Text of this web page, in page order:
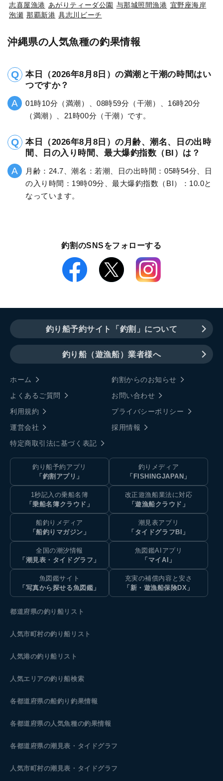
志喜屋漁港 あがりティーダ公園 与那城照間漁港 宜野座海岸
泡瀬 那覇新港 具志川ビーチ
沖縄県の人気魚種の釣果情報
本日（2026年8月8日）の満潮と干潮の時間はい
つですか？
01時10分（満潮）、08時59分（干潮）、16時20分
（満潮）、21時00分（干潮）です。
本日（2026年8月8日）の月齢、潮名、日の出時
間、日の入り時間、最大爆釣指数（BI）は？
月齢：24.7、潮名：若潮、日の出時間：05時54分、日
の入り時間：19時09分、最大爆釣指数（BI）：10.0と
なっています。
釣割のSNSをフォローする
釣り船予約サイト「釣割」について
釣り船（遊漁船）業者様へ
ホーム
釣割からのお知らせ
よくあるご質問
お問い合わせ
利用規約
プライバシーポリシー
運営会社
採用情報
特定商取引法に基づく表記
釣り船予約アプリ
「釣割アプリ」
釣りメディア
「FISHINGJAPAN」
1秒記入の乗船名簿
「乗船名簿クラウド」
改正遊漁船業法に対応
「遊漁船クラウド」
船釣りメディア
「船釣りマガジン」
潮見表アプリ
「タイドグラフBI」
全国の潮汐情報
「潮見表・タイドグラフ」
魚図鑑AIアプリ
「マイAI」
魚図鑑サイト
「写真から探せる魚図鑑」
充実の補償内容と安さ
「新・遊漁船保険DX」
都道府県の釣り船リスト
人気市町村の釣り船リスト
人気港の釣り船リスト
人気エリアの釣り船検索
各都道府県の船釣り釣果情報
各都道府県の人気魚種の釣果情報
各都道府県の潮見表 ・タイドグラフ
人気市町村の潮見表・タイドグラフ